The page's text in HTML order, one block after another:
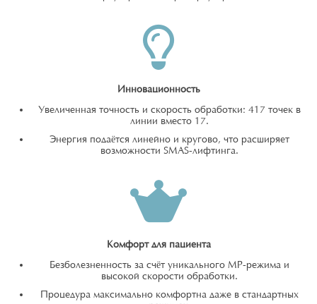
Инновационность
Увеличенная точность и скорость обработки: 417 точек в
линии вместо 17.
Энергия подаётся линейно и кругово, что расширяет
возможности SMAS-лифтинга.
Комфорт для пациента
Безболезненность за счёт уникального MP-режима и
высокой скорости обработки.
Процедура максимально комфортна даже в стандартных